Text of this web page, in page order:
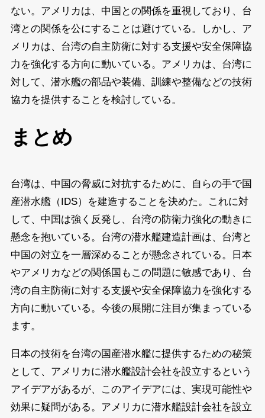
ない。アメリカは、中国との関係を重視しており、台
湾との関係を公にすることは避けている。しかし、ア
メリカは、台湾の自主防衛に対する支援や安全保障協
力を強化する方向に動いている。アメリカは、台湾に
対して、潜水艦の部品や装備、訓練や整備などの技術
協力を提供することを検討している。
まとめ
台湾は、中国の脅威に対抗するために、自らの手で国
産潜水艦（IDS）を建造することを決めた。これに対
して、中国は強く反発し、台湾の防衛力強化の動きに
懸念を抱いている。台湾の潜水艦建造計画は、台湾と
中国の対立を一層深めることが懸念されている。日本
やアメリカなどの関係国もこの問題に敏感であり、台
湾の自主防衛に対する支援や安全保障協力を強化する
方向に動いている。今後の展開に注目が集まっている
ます。
日本の技術を台湾の国産潜水艦に提供するための秘策
として、アメリカに潜水艦設計会社を設立するという
アイデアがあるが、このアイデアには、実現可能性や
効果に疑問がある。アメリカに潜水艦設計会社を設立